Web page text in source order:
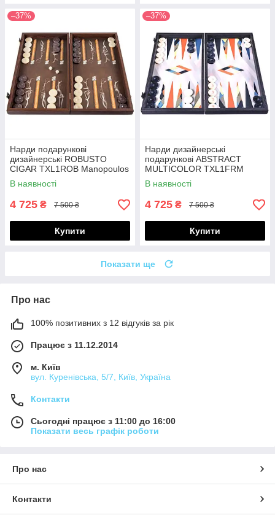
–37%
Нарди подарункові
дизайнерські ROBUSTO
CIGAR TXL1ROB Manopoulos
В наявності
4 725 ₴ 7 500 ₴
Купити
–37%
Нарди дизайнерські
подарункові ABSTRACT
MULTICOLOR TXL1FRM
Manopoulos
В наявності
4 725 ₴ 7 500 ₴
Купити
Показати ще
Про нас
100% позитивних з 12 відгуків за рік
Працює з 11.12.2014
м. Київ
вул. Куренівська, 5/7, Київ, Україна
Контакти
Сьогодні працює з 11:00 до 16:00
Показати весь графік роботи
Про нас
Контакти